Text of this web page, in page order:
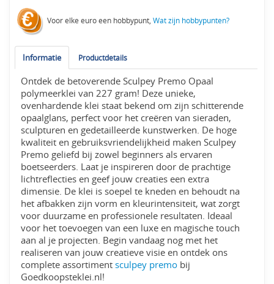
Voor elke euro een hobbypunt,Wat zijn hobbypunten?
Informatie Productdetails
Ontdek de betoverende Sculpey Premo Opaal
polymeerklei van 227 gram! Deze unieke,
ovenhardende klei staat bekend om zijn schitterende
opaalglans, perfect voor het creëren van sieraden,
sculpturen en gedetailleerde kunstwerken. De hoge
kwaliteit en gebruiksvriendelijkheid maken Sculpey
Premo geliefd bij zowel beginners als ervaren
boetseerders. Laat je inspireren door de prachtige
lichtreflecties en geef jouw creaties een extra
dimensie. De klei is soepel te kneden en behoudt na
het afbakken zijn vorm en kleurintensiteit, wat zorgt
voor duurzame en professionele resultaten. Ideaal
voor het toevoegen van een luxe en magische touch
aan al je projecten. Begin vandaag nog met het
realiseren van jouw creatieve visie en ontdek ons
complete assortimentsculpey premo bij
Goedkoopsteklei.nl!